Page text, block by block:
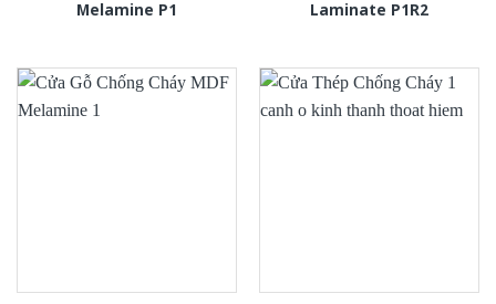
Melamine P1
Laminate P1R2